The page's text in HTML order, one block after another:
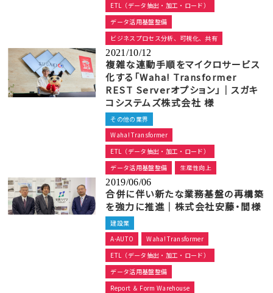
ETL（データ抽出・加工・ロード）
データ活用基盤整備
ビジネスプロセス分析、可視化、共有
2021/10/12
複雑な連動手順をマイクロサービス
化する「Waha! Transformer
REST Serverオプション」｜スガキ
コシステムズ株式会社 様
その他の業界
Waha! Transformer
ETL（データ抽出・加工・ロード）
データ活用基盤整備
生産性向上
2019/06/06
合併に伴い新たな業務基盤の再構築
を強力に推進｜株式会社安藤・間様
建設業
A-AUTO
Waha! Transformer
ETL（データ抽出・加工・ロード）
データ活用基盤整備
Report ＆ Form Warehouse